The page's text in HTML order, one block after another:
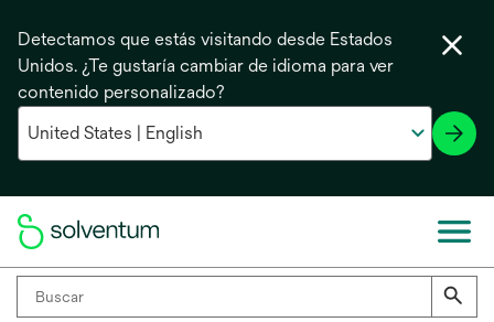
Detectamos que estás visitando desde Estados
Unidos. ¿Te gustaría cambiar de idioma para ver
contenido personalizado?